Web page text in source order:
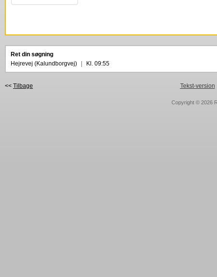
Ret din søgning
Hejrevej (Kalundborgvej)
Kl. 09:55
<< Tilbage Tekst-version
Copyright © 2026